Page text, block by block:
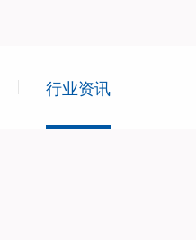
行业资讯